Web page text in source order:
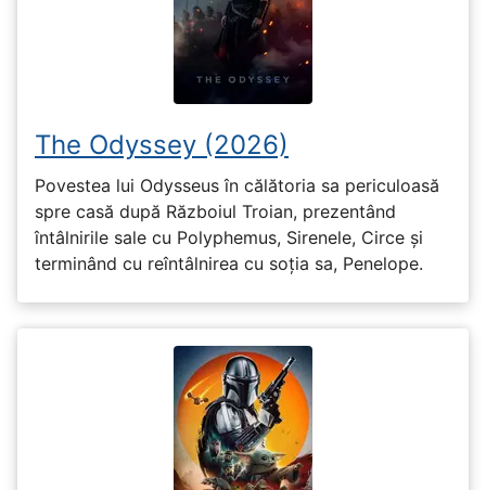
The Odyssey (2026)
Povestea lui Odysseus în călătoria sa periculoasă
spre casă după Războiul Troian, prezentând
întâlnirile sale cu Polyphemus, Sirenele, Circe și
terminând cu reîntâlnirea cu soția sa, Penelope.